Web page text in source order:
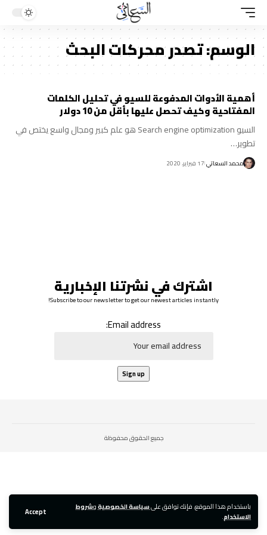
باستخدام هذا الموقع، فإنك توافق علىسياسة الخصوصيةوشروط
الاستخدام.
Accept
الوسم:تصدر محركات البحث
أهمية الأدوات المدفوعة للسيو في تحليل الكلمات
المفتاحية وكيف تحصل عليها بأقل من 10 دولار
السيو Search engine optimization هو علم كبير ومجال واسع يختص في
تطوير…
محمد السعاتي 17 فبراير، 2020
اشترك في نشرتنا الإخبارية
Subscribe to our newsletter to get our newest articles instantly!
Email address:
جميع الحقوق محفوظة